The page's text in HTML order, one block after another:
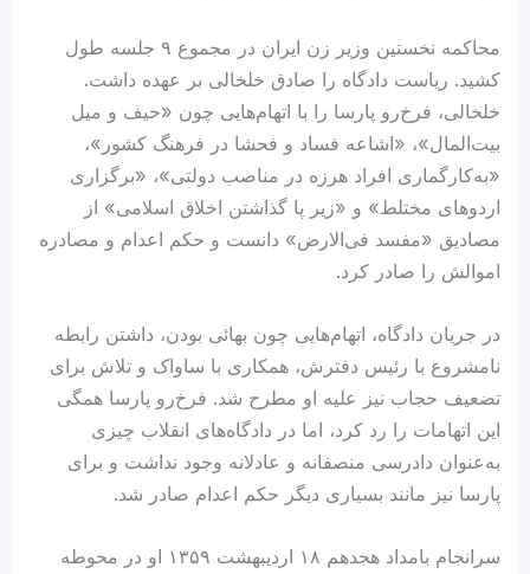
محاکمه نخستین وزیر زن ایران در مجموع ۹ جلسه طول
کشید. ریاست دادگاه را صادق خلخالی بر عهده داشت.
خلخالی، فرخ‌رو پارسا را با اتهام‌هایی چون «حیف و میل
بیت‌المال»، «اشاعه فساد و فحشا در فرهنگ کشور»،
«به‌کارگماری افراد هرزه در مناصب دولتی»، «برگزاری
اردوهای مختلط» و «زیر پا گذاشتن اخلاق اسلامی» از
مصادیق «مفسد فی‌الارض» دانست و حکم اعدام و مصادره
اموالش را صادر کرد.
در جریان دادگاه، اتهام‌هایی چون بهائی‌ بودن، داشتن رابطه
نامشروع با رئیس دفترش، همکاری با ساواک و تلاش برای
تضعیف حجاب نیز علیه او مطرح شد. فرخ‌رو پارسا همگی
این اتهامات را رد کرد، اما در دادگاه‌های انقلاب چیزی
به‌عنوان دادرسی منصفانه و عادلانه وجود نداشت و برای
پارسا نیز مانند بسیاری دیگر حکم اعدام صادر شد.
سرانجام بامداد هجدهم ۱۸ اردیبهشت ۱۳۵۹ او در محوطه